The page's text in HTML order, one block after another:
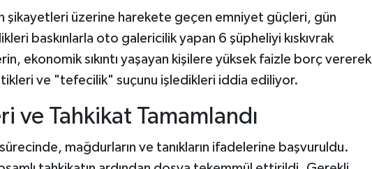
şikayetleri üzerine harekete geçen emniyet güçleri, gün
baskınlarla oto galericilik yapan 6 şüpheliyi kıskıvrak
ekonomik sıkıntı yaşayan kişilere yüksek faizle borç vererek
ve "tefecilik" suçunu işledikleri iddia ediliyor.
ve Tahkikat Tamamlandı
mağdurların ve tanıkların ifadelerine başvuruldu.